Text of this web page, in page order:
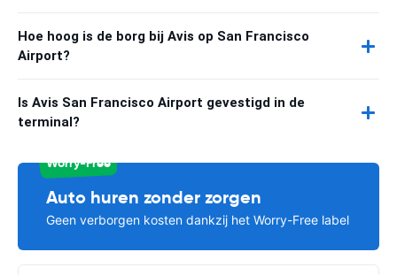
Hoe hoog is de borg bij Avis op San Francisco
Airport?
Is Avis San Francisco Airport gevestigd in de
terminal?
Worry-Free
Auto huren zonder zorgen
Geen verborgen kosten dankzij het Worry-Free label